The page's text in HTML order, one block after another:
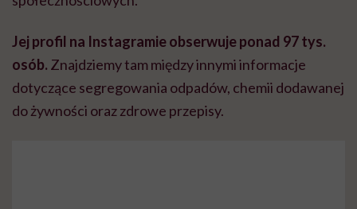
Jej profil na Instagramie obserwuje ponad 97 tys.
osób. Znajdziemy tam między innymi informacje
dotyczące segregowania odpadów, chemii dodawanej
do żywności oraz zdrowe przepisy.